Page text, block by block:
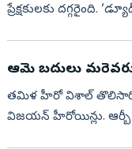
ప్రేక్షకులకు దగ్గరైంది.
ఆమె బదులు
తమిళ హీరో విశాల్‌ తొలిసారి
విజయన్‌ హీరోయిన్లు. ఆర్బీ